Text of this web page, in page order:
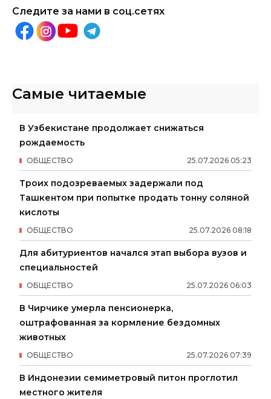
Следите за нами в соц.сетях
Самые читаемые
В Узбекистане продолжает снижаться
рождаемость
25.07.2026 05:23
ОБЩЕСТВО
Троих подозреваемых задержали под
Ташкентом при попытке продать тонну соляной
кислоты
25.07.2026 08:18
ОБЩЕСТВО
Для абитуриентов начался этап выбора вузов и
специальностей
25.07.2026 06:03
ОБЩЕСТВО
В Чирчике умерла пенсионерка,
оштрафованная за кормление бездомных
животных
25.07.2026 07:39
ОБЩЕСТВО
В Индонезии семиметровый питон проглотил
местного жителя